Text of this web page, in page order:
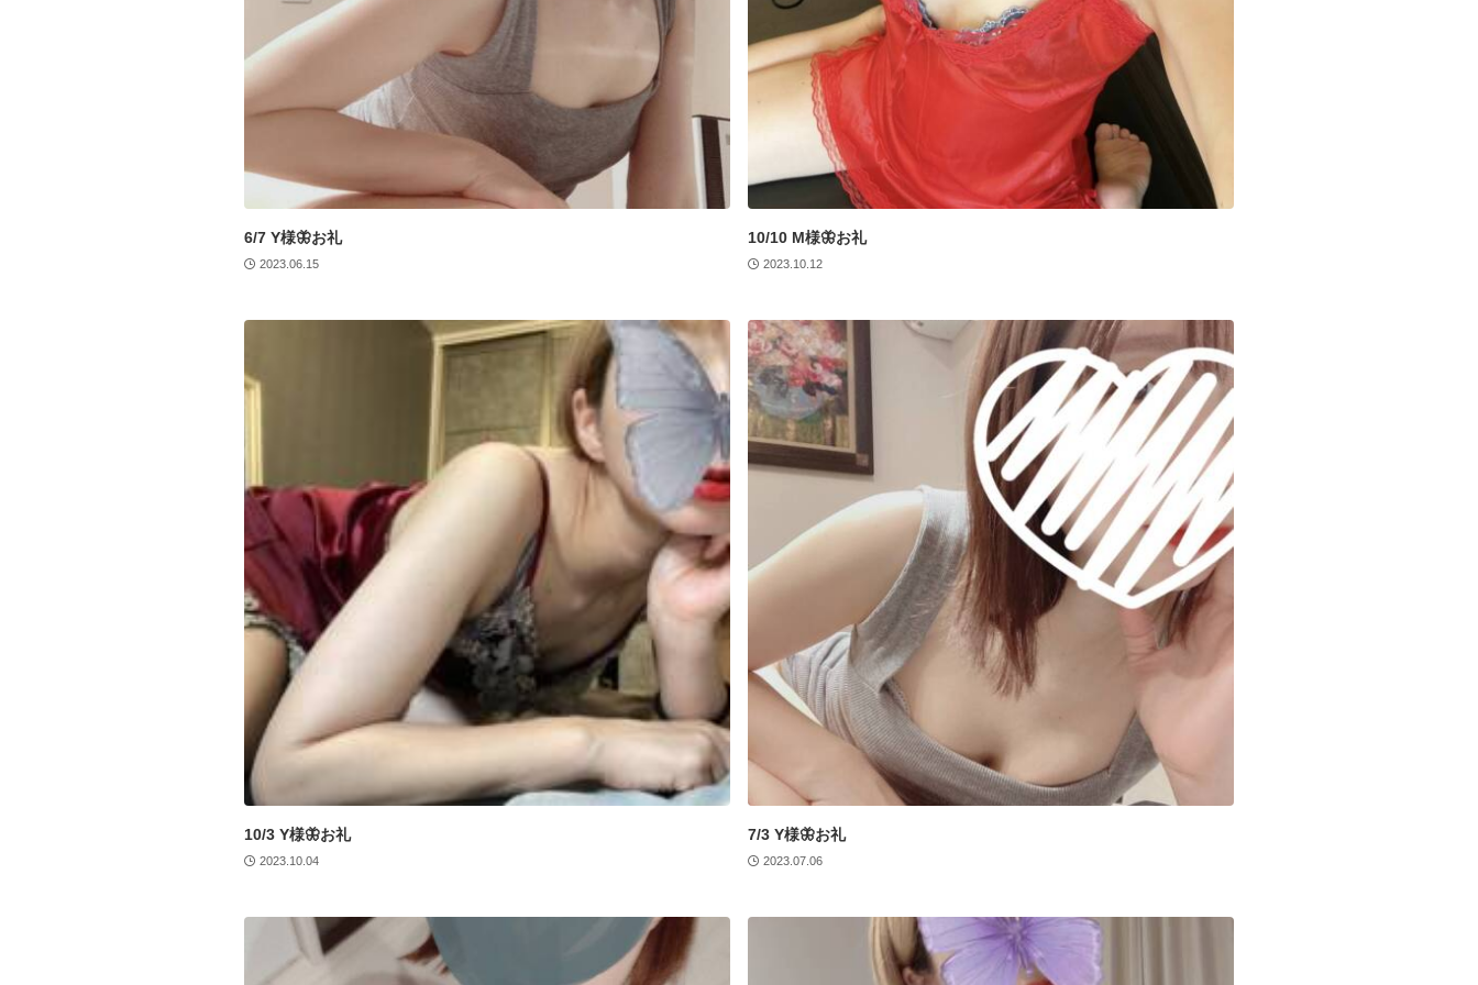
6/7 Y様🦋お礼
2023.06.15
10/10 M様🦋お礼
2023.10.12
10/3 Y様🦋お礼
2023.10.04
7/3 Y様🦋お礼
2023.07.06